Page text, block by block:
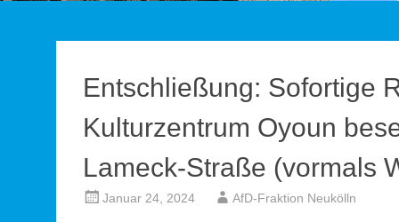
Entschließung: Sofortige
Kulturzentrum Oyoun
Lameck-Straße (vormals
Januar 24, 2024 AfD-Fraktion Neukölln